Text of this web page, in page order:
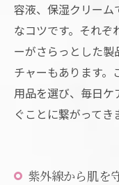
容液、保湿クリー
なコツです。それぞ
ーがさらっとした
チャーもあります。
用品を選び、毎日
ぐことに繋がってき
紫外線から肌を